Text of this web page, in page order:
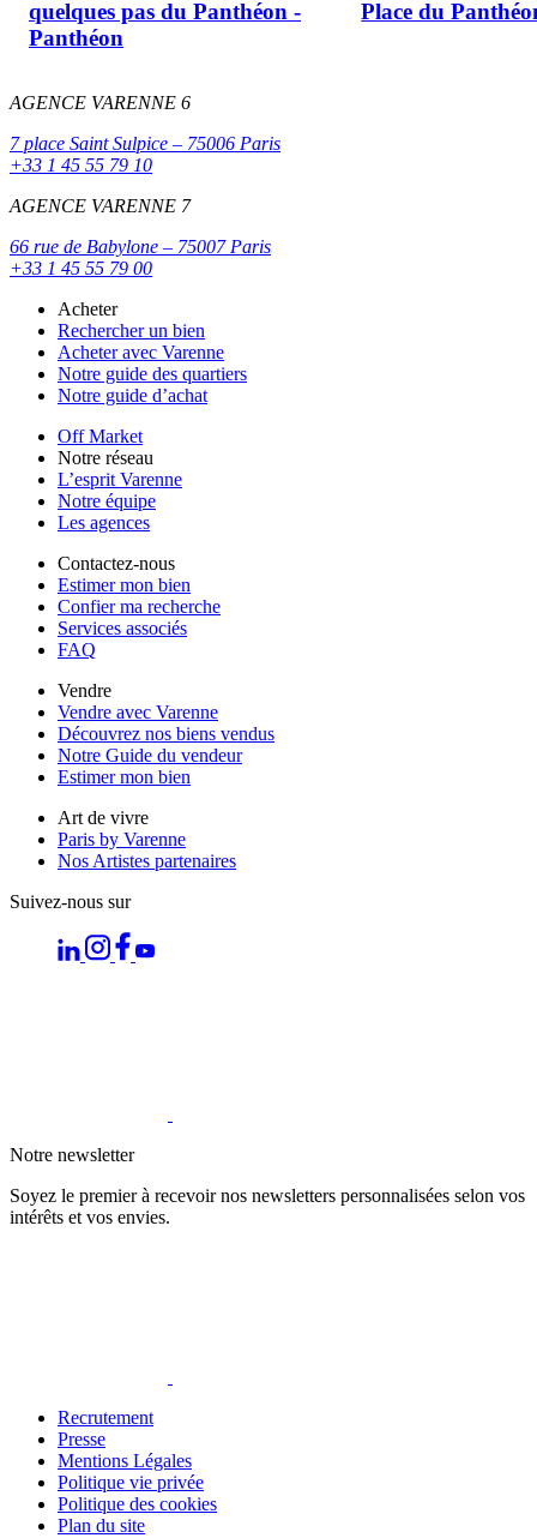
quelques pas du Panthéon -
Panthéon
Place du
AGENCE VARENNE 6
7 place Saint Sulpice – 75006 Paris
+33 1 45 55 79 10
AGENCE VARENNE 7
66 rue de Babylone – 75007 Paris
+33 1 45 55 79 00
Acheter
Rechercher un bien
Acheter avec Varenne
Notre guide des quartiers
Notre guide d’achat
Off Market
Notre réseau
L’esprit Varenne
Notre équipe
Les agences
Contactez-nous
Estimer mon bien
Confier ma recherche
Services associés
FAQ
Vendre
Vendre avec Varenne
Découvrez nos biens vendus
Notre Guide du vendeur
Estimer mon bien
Art de vivre
Paris by Varenne
Nos Artistes partenaires
Suivez-nous sur
Notre newsletter
Soyez le premier à recevoir nos newsletters personnalisées selon vos
intérêts et vos envies.
Recrutement
Presse
Mentions Légales
Politique vie privée
Politique des cookies
Plan du site